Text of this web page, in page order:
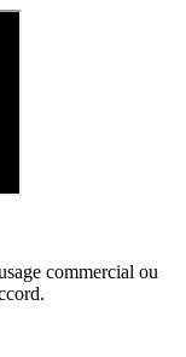
commercial ou